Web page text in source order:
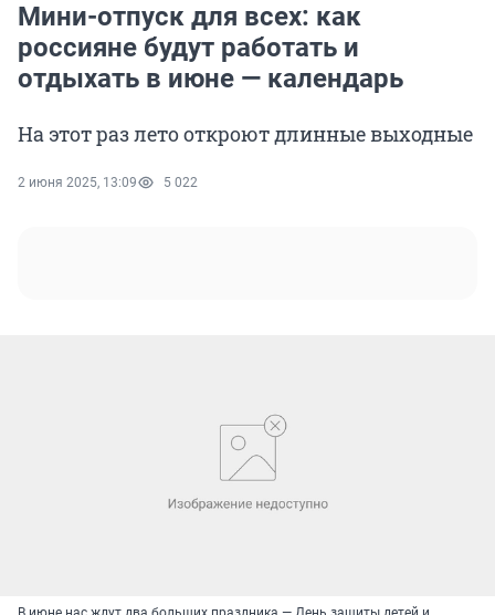
Мини-отпуск для всех: как
россияне будут работать и
отдыхать в июне — календарь
На этот раз лето откроют длинные выходные
2 июня 2025, 13:09 5 022